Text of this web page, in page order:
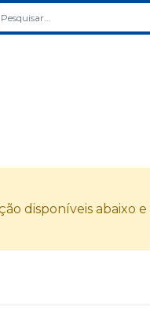
disponíveis abaixo e